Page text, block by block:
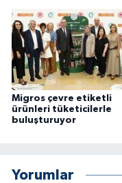
Migros çevre etiketli
ürünleri tüketicilerle
buluşturuyor
Yorumlar